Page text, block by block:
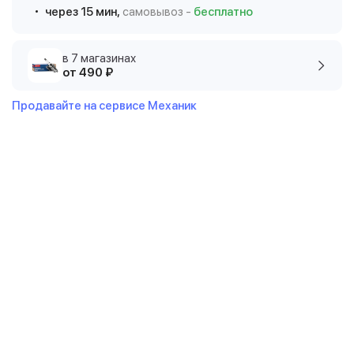
через 15 мин, самовывоз - бесплатно
в 7 магазинах
от 490 ₽
Продавайте на сервисе Механик